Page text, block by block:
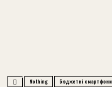
Nothing бюджетні смартфони